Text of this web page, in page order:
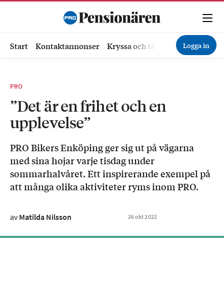
Start Kontaktannonser Kryssa och tävla Ekonomi
Logga in
PRO
”Det är en frihet och en
upplevelse”
PRO Bikers Enköping ger sig ut på vägarna
med sina hojar varje tisdag under
sommarhalvåret. Ett inspirerande exempel på
att många olika aktiviteter ryms inom PRO.
avMatilda Nilsson 26okt2022